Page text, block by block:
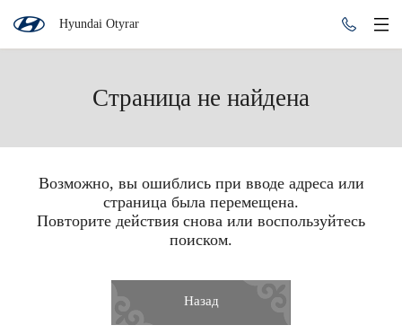
Hyundai Otyrar
Страница не найдена
Возможно, вы ошиблись при вводе адреса или
страница была перемещена.
Повторите действия снова или воспользуйтесь
поиском.
Назад
Консультация по кредиту
Өтінім қалдырыңыз және маманымыздың тегін
Модель автомобиля *